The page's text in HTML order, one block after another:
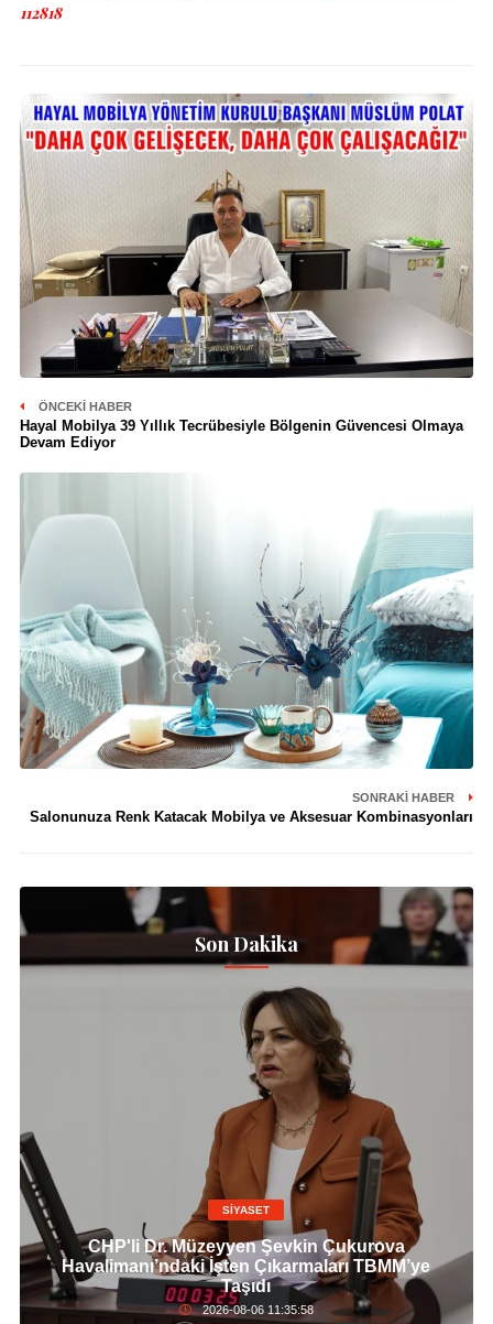
112818
ÖNCEKI HABER
Hayal Mobilya 39 Yıllık Tecrübesiyle Bölgenin Güvencesi Olmaya
Devam Ediyor
SONRAKI HABER
Salonunuza Renk Katacak Mobilya ve Aksesuar Kombinasyonları
Son Dakika
SİYASET
CHP'li Dr. Müzeyyen Şevkin Çukurova
Havalimanı’ndaki İşten Çıkarmaları TBMM’ye
Taşıdı
2026-08-06 11:35:58